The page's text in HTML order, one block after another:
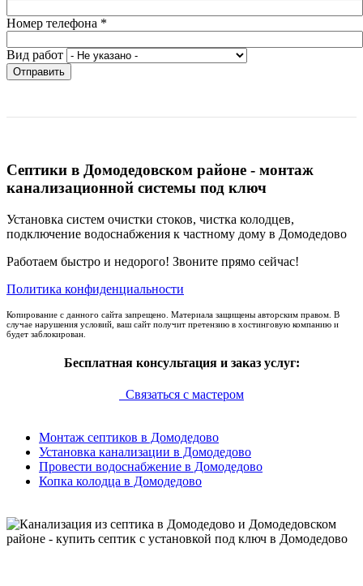
Номер телефона *
Вид работ
Отправить
Септики в Домодедовском районе - монтаж
канализационной системы под ключ
Установка систем очистки стоков, чистка колодцев,
подключение водоснабжения к частному дому в Домодедово
Работаем быстро и недорого! Звоните прямо сейчас!
Политика конфиденциальности
Копирование с данного сайта запрещено. Материала защищены авторским правом. В
случае нарушения условий, ваш сайт получит претензию в хостинговую компанию и
будет заблокирован.
Бесплатная консультация и заказ услуг:
Связаться с мастером
Монтаж септиков в Домодедово
Установка канализации в Домодедово
Провести водоснабжение в Домодедово
Копка колодца в Домодедово